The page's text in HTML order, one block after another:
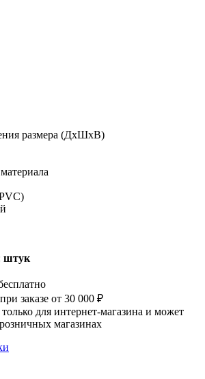
размера (ДхШхВ)
штук
заказе от 30 000 ₽
для интернет-магазина и может
магазинах